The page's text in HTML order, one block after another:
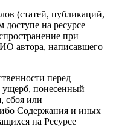
(статей, публикаций,
на ресурсе
при
автора, написавшего
перед
ущерб, понесенный
сбоя или
Содержания и иных
на Ресурсе